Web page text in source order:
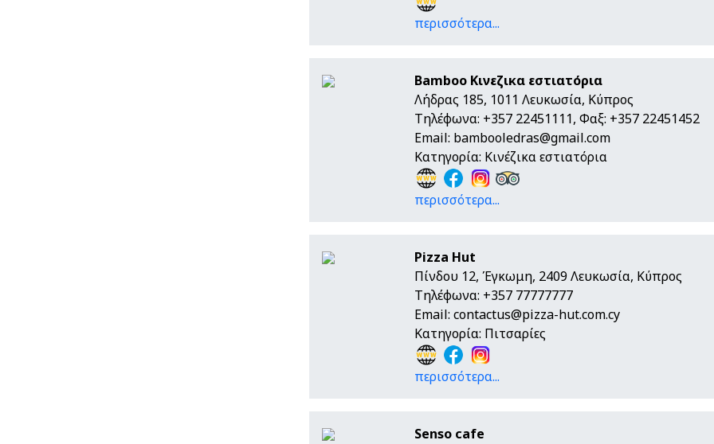
περισσότερα...
Bamboo Κινεζικα εστιατόρια
Λήδρας 185, 1011 Λευκωσία, Κύπρος
Τηλέφωνα: +357 22451111, Φαξ: +357 22451452
Email: bambooledras@gmail.com
Κατηγορία: Κινέζικα εστιατόρια
περισσότερα...
Pizza Hut
Πίνδου 12, Έγκωμη, 2409 Λευκωσία, Κύπρος
Τηλέφωνα: +357 77777777
Email: contactus@pizza-hut.com.cy
Κατηγορία: Πιτσαρίες
περισσότερα...
Senso cafe